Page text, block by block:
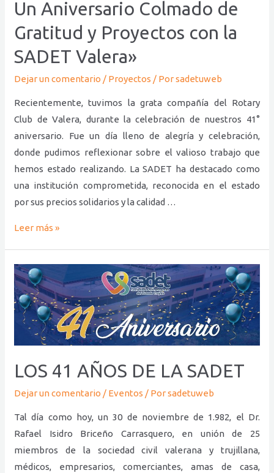
Un Aniversario Colmado de
Gratitud y Proyectos con la
SADET Valera»
Dejar un comentario / Proyectos / Porsadetuweb
Recientemente, tuvimos la grata compañía del Rotary
Club de Valera, durante la celebración de nuestros 41°
aniversario. Fue un día lleno de alegría y celebración,
donde pudimos reflexionar sobre el valioso trabajo que
hemos estado realizando. La SADET ha destacado como
una institución comprometida, reconocida en el estado
por sus precios solidarios y la calidad …
y
Proyectos
con
la
Valera»
Leer más »
LOS 41 AÑOS DE LA SADET
Dejar un comentario / Eventos / Porsadetuweb
Tal día como hoy, un 30 de noviembre de 1.982, el Dr.
Rafael Isidro Briceño Carrasquero, en unión de 25
miembros de la sociedad civil valerana y trujillana,
médicos, empresarios, comerciantes, amas de casa,
LOS
41
AÑOS
DE